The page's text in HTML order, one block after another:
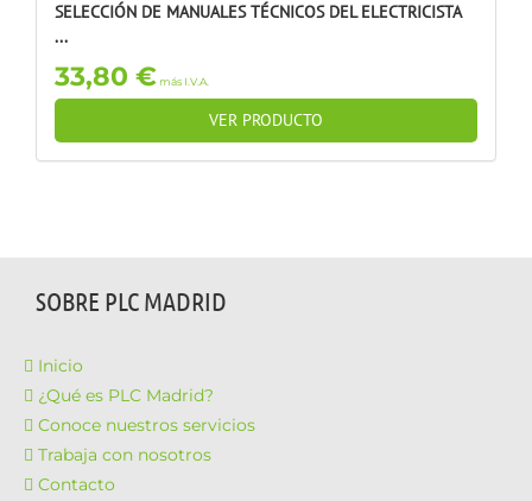
SELECCIÓN DE MANUALES TÉCNICOS DEL ELECTRICISTA
...
33,80 €más I.V.A.
VER PRODUCTO
SOBRE PLC MADRID
Inicio
¿Qué es PLC Madrid?
Conoce nuestros servicios
Trabaja con nosotros
Contacto